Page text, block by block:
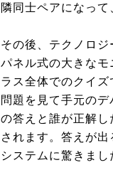
隣同士ペアになっ
その後、テクノロ
パネル式の大きな
ラス全体でのクイ
問題を見て手元の
の答えと誰が正解
されます。答えが
システムに驚きま